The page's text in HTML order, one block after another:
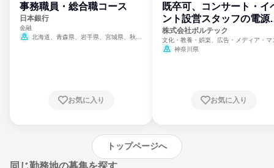
事務職員・総合職コース
日本銀行
金融
北海道、青森県、岩手県、宮城県、秋田
崎県、熊本県、大分県、宮崎県、鹿児島県、
お気に入り
既卒可、コンサート・イ
ント設営スタッフの電源
門
株式会社ボルテック
文化・教養・娯楽、広告・メディア・マ
ミ、電力・ガス・水道・エネルギー
神奈川県
お気に入り
トップページへ
同じ勤務地の募集を探す